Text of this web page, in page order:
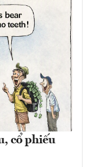
cổ phiếu